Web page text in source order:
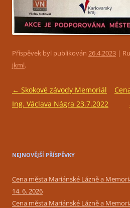
Příspěvek byl publikován 26.4.2023 |
jkml.
Navigace
pro
← Skokové závody Memoriál
Ing. Václava Nágra 23.7.2022
NEJNOVĚJŠÍ PŘÍSPĚVKY
Cena města Mariánské Lázně a
14. 6. 2026
Cena města Mariánské Lázně a